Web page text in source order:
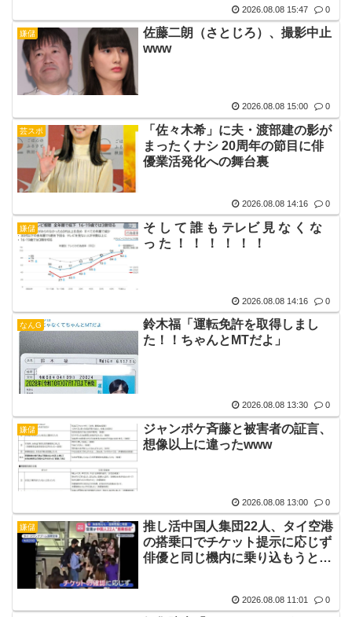
2026.08.08 15:47 0
嫌儲
佐藤二朗（さとじろ）、撮影中止
www
2026.08.08 15:00 0
芸スポ
「佐々木希」に夫・渡部建の影が
まったくナシ 20周年の節目に俳
優業活発化への舞台裏
2026.08.08 14:16 0
嫌儲
そ し て 誰 も テレビ 見 な く な
っ た ！ ！ ！ ！ ！ ！
2026.08.08 14:16 0
なんG
鈴木福「運転免許を取得しまし
た！！ちゃんとMTだよ」
2026.08.08 13:30 0
嫌儲
ジャンポケ斉藤と被害者の証言、
想像以上に違ったwww
2026.08.08 13:00 0
嫌儲
推し活中国人集団22人、タイ空港
の搭乗口でチケット提示に応じず
俳優と同じ機内に乗り込もうとし
2026.08.08 11:01 0